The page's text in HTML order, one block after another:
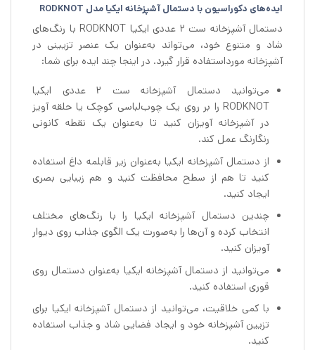
ایده‌های دکوراسیون با دستمال آشپزخانه ایکیا مدل RODKNOT
دستمال آشپزخانه ست 2 عددی ایکیا RODKNOT با رنگ‌های
شاد و متنوع خود، می‌تواند به‌عنوان یک عنصر تزیینی در
آشپزخانه مورداستفاده قرار گیرد. در اینجا چند ایده برای شما:
می‌توانید دستمال آشپزخانه ست 2 عددی ایکیا
RODKNOT را بر روی یک چوب‌لباسی کوچک یا حلقه آویز
در آشپزخانه آویزان کنید تا به‌عنوان یک نقطه کانونی
رنگارنگ عمل کند.
از دستمال آشپزخانه ایکیا به‌عنوان زیر قابلمه داغ استفاده
کنید تا هم از سطح محافظت کنید و هم زیبایی بصری
ایجاد کنید.
چندین دستمال آشپزخانه ایکیا را با رنگ‌های مختلف
انتخاب کرده و آن‌ها را به‌صورت یک الگوی جذاب روی دیوار
آویزان کنید.
می‌توانید از دستمال آشپزخانه ایکیا به‌عنوان دستمال روی
قوری استفاده کنید.
با کمی خلاقیت، می‌توانید از دستمال آشپزخانه ایکیا برای
تزیین آشپزخانه خود و ایجاد فضایی شاد و جذاب استفاده
کنید.